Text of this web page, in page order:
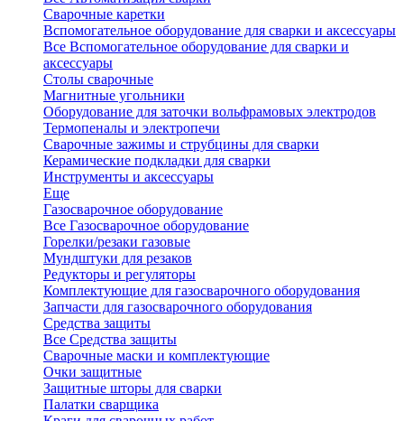
Сварочные каретки
Вспомогательное оборудование для сварки и аксессуары
Все Вспомогательное оборудование для сварки и
аксессуары
Столы сварочные
Магнитные угольники
Оборудование для заточки вольфрамовых электродов
Термопеналы и электропечи
Сварочные зажимы и струбцины для сварки
Керамические подкладки для сварки
Инструменты и аксессуары
Еще
Газосварочное оборудование
Все Газосварочное оборудование
Горелки/резаки газовые
Мундштуки для резаков
Редукторы и регуляторы
Комплектующие для газосварочного оборудования
Запчасти для газосварочного оборудования
Средства защиты
Все Средства защиты
Сварочные маски и комплектующие
Очки защитные
Защитные шторы для сварки
Палатки сварщика